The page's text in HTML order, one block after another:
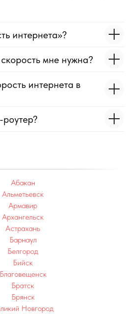
интернета»?
мне нужна?
интернета в
Абакан
Альметьевск
Армавир
Архангельск
Астрахань
Барнаул
Белгород
Бийск
Благовещенск
Братск
Брянск
Новгород